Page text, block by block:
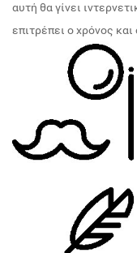
αυτή θα γίνει
επιτρέπει ο χρόνος